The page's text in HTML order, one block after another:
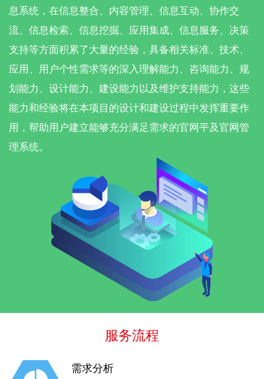
息系统，在信息整合、内容管理、信息互动、协作交
流、信息检索、信息挖掘、应用集成、信息服务、决策
支持等方面积累了大量的经验，具备相关标准、技术、
应用、用户个性需求等的深入理解能力、咨询能力、规
划能力、设计能力、建设能力以及维护支持能力，这些
能力和经验将在本项目的设计和建设过程中发挥重要作
用，帮助用户建立能够充分满足需求的官网平及官网管
理系统。
服务流程
需求分析